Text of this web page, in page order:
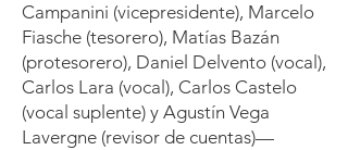
Campanini (vicepresidente), Marcelo
Fiasche (tesorero), Matías Bazán
(protesorero), Daniel Delvento (vocal),
Carlos Lara (vocal), Carlos Castelo
(vocal suplente) y Agustín Vega
Lavergne (revisor de cuentas)—